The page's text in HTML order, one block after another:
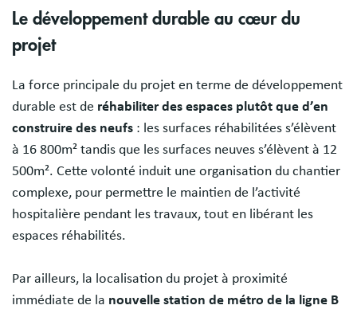
Le développement durable au cœur du
projet
La force principale du projet en terme de développement
durable est de réhabiliter des espaces plutôt que d’en
construire des neufs : les surfaces réhabilitées s’élèvent
à 16 800m² tandis que les surfaces neuves s’élèvent à 12
500m². Cette volonté induit une organisation du chantier
complexe, pour permettre le maintien de l’activité
hospitalière pendant les travaux, tout en libérant les
espaces réhabilités.
Par ailleurs, la localisation du projet à proximité
immédiate de la nouvelle station de métro de la ligne B